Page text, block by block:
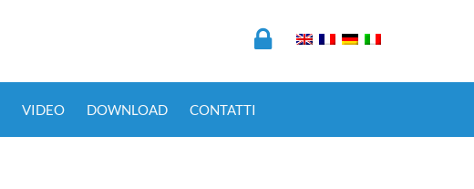
VIDEO DOWNLOAD CONTATTI